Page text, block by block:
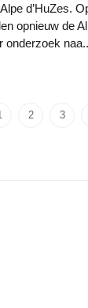
d’HuZes.
opnieuw de
onderzoek
2 3